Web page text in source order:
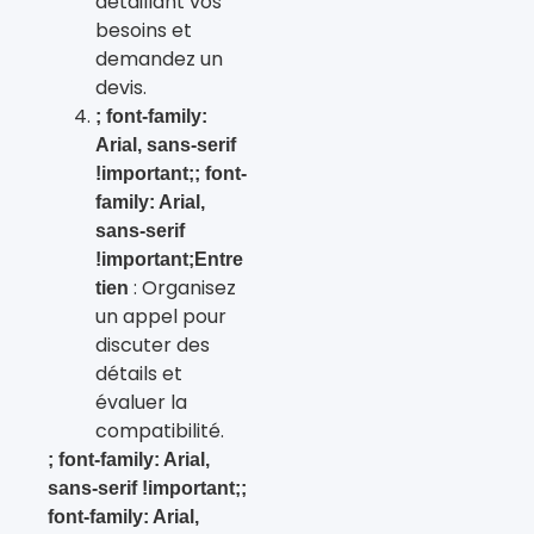
besoins et
demandez un
devis.
; font-family:
Arial, sans-serif
!important;; font-
family: Arial,
sans-serif
!important;Entre
tien : Organisez
un appel pour
discuter des
détails et
évaluer la
compatibilité.
; font-family: Arial,
sans-serif !important;;
font-family: Arial,